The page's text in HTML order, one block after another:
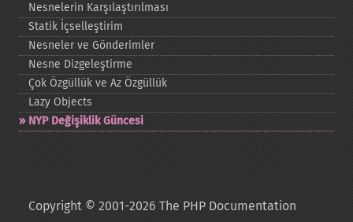
Nesnelerin Karşılaştırılması
Statik İçselleştirim
Nesneler ve Gönderimler
Nesne Dizgeleştirme
Çok Özgüllük ve Az Özgüllük
Lazy Objects
NYP Değişiklik Güncesi
Copyright © 2001-2026 The PHP Documentation